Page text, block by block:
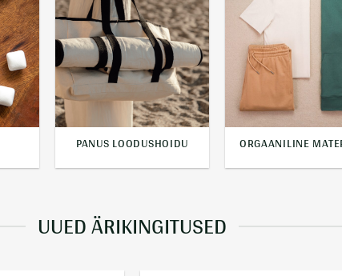
PANUS LOODUSHOIDU ORGAANILINE
UUED ÄRIKINGITUSED